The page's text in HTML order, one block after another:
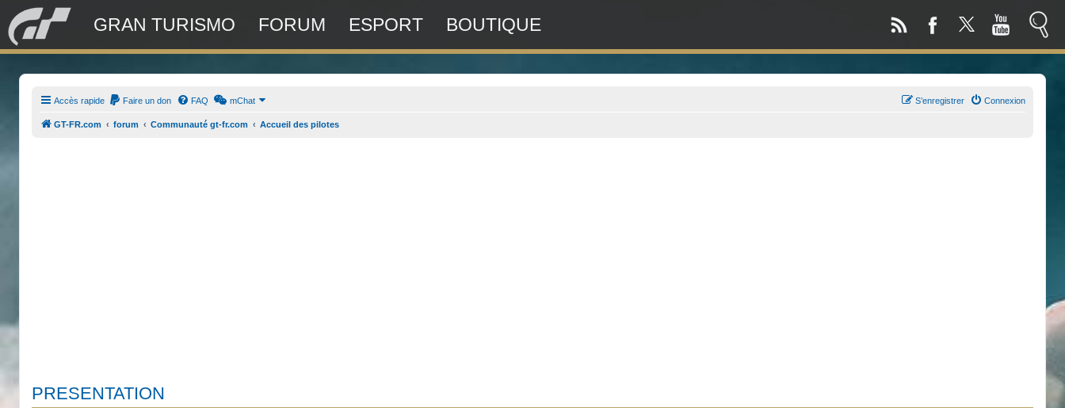
GRAN TURISMO FORUM ESPORT BOUTIQUE
Accès rapide Faire un don FAQ mChat Connexion
S’enregistrer
GT-FR.com forum Communauté gt-fr.com Accueil des pilotes
PRESENTATION